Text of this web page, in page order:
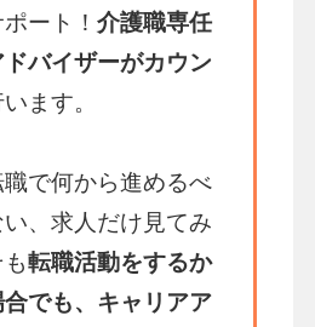
ート！ 介護職専任
バイザーがカウン
ます。
で何から進めるべ
、求人だけ見てみ
転職活動をするか
でも、キャリアア